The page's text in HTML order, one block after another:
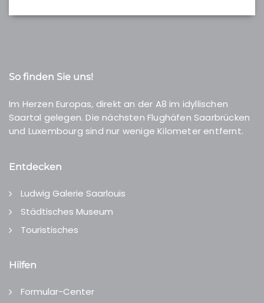
So finden Sie uns!
Im Herzen Europas, direkt an der A8 im idyllischen
Saartal gelegen. Die nächsten Flughäfen Saarbrücken
und Luxembourg sind nur wenige Kilometer entfernt.
Entdecken
Ludwig Galerie Saarlouis
Städtisches Museum
Touristisches
Hilfen
Formular-Center